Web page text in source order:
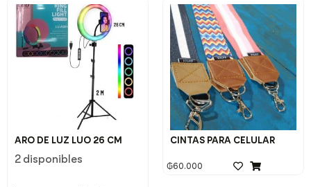
ARO DE LUZ LUO 26 CM
2 disponibles
CINTAS PARA CELULAR
₲60.000